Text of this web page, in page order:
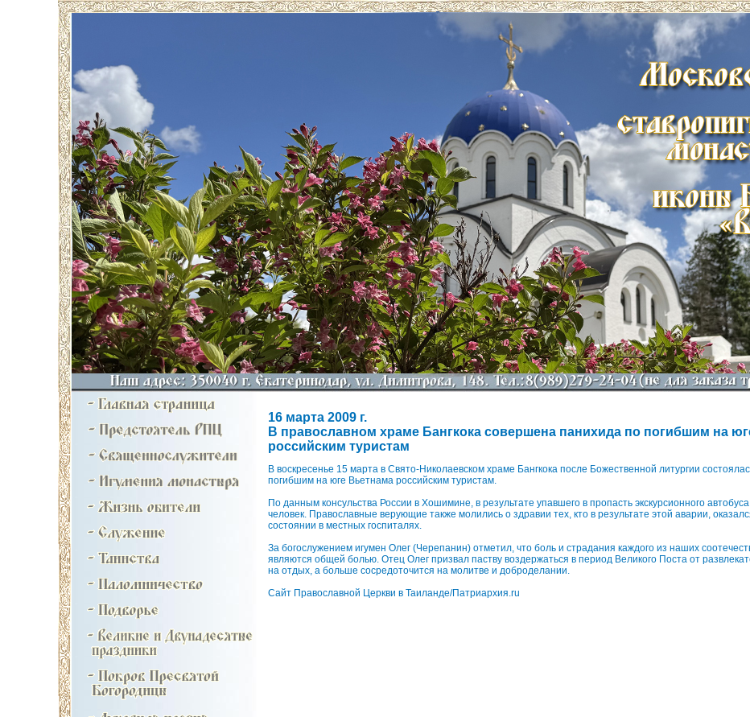
16 марта 2009 г.
В православном храме Бангкока совершена панихида по погибшим на
российским туристам
В воскресенье 15 марта в Свято-Николаевском храме Бангкока после Божественной литургии
погибшим на юге Вьетнама российским туристам.
По данным консульства России в Хошимине, в результате упавшего в пропасть экскурсионного
человек. Православные верующие также молились о здравии тех, кто в результате этой аварии,
состоянии в местных госпиталях.
За богослужением игумен Олег (Черепанин) отметил, что боль и страдания каждого из наших
являются общей болью. Отец Олег призвал паству воздержаться в период Великого Поста от
на отдых, а больше сосредоточится на молитве и доброделании.
Сайт Православной Церкви в Таиланде/Патриархия.ru